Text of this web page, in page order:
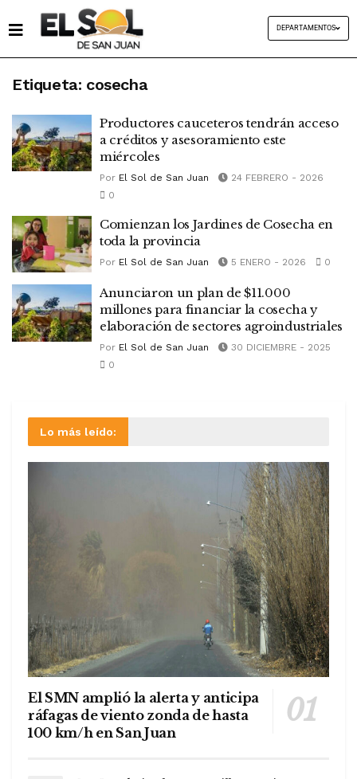
DEPARTAMENTOS
Etiqueta: cosecha
Productores cauceteros tendrán acceso
a créditos y asesoramiento este
miércoles
Por El Sol de San Juan
24 FEBRERO - 2026
0
Comienzan los Jardines de Cosecha en
toda la provincia
Por El Sol de San Juan 5 ENERO - 2026 0
Anunciaron un plan de $11.000
millones para financiar la cosecha y
elaboración de sectores agroindustriales
Por El Sol de San Juan
30 DICIEMBRE - 2025
0
Lo más leído:
El SMN amplió la alerta y anticipa
ráfagas de viento zonda de hasta
100 km/h en San Juan